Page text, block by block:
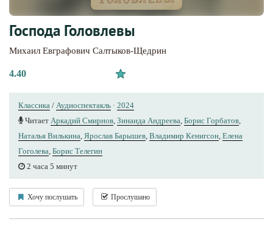
Господа Головлевы
Михаил Евграфович Салтыков-Щедрин
4.40
Классика / Аудиоспектакль · 2024
Читает Аркадий Смирнов Зинаида Андреева Борис Горбатов
Наталья Вилькина Ярослав Барышев Владимир Кенигсон Елена
Гоголева Борис Телегин
2 часа 5 минут
Хочу послушать Прослушано